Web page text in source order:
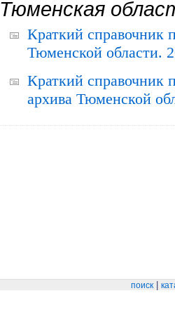
Тюменская
Краткий справочник
Тюменской области.
Краткий справочник
архива Тюменской
поиск